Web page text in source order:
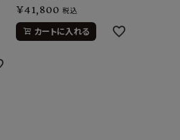
¥41,800 税込
カートに入れる